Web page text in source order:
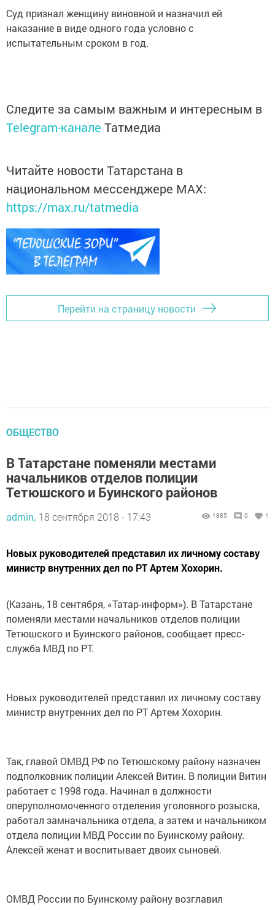
Суд признал женщину виновной и назначил ей
наказание в виде одного года условно с
испытательным сроком в год.
Следите за самым важным и интересным в
Telegram-канале Татмедиа
Читайте новости Татарстана в
национальном мессенджере MАХ:
https://max.ru/tatmedia
Перейти на страницу новости
ОБЩЕСТВО
В Татарстане поменяли местами
начальников отделов полиции
Тетюшского и Буинского районов
admin, 18 сентября 2018 - 17:43 1885 0 1
Новых руководителей представил их личному составу
министр внутренних дел по РТ Артем Хохорин.
(Казань, 18 сентября, «Татар-информ»). В Татарстане
поменяли местами начальников отделов полиции
Тетюшского и Буинского районов, сообщает пресс-
служба МВД по РТ.
Новых руководителей представил их личному составу
министр внутренних дел по РТ Артем Хохорин.
Так, главой ОМВД РФ по Тетюшскому району назначен
подполковник полиции Алексей Витин. В полиции Витин
работает с 1998 года. Начинал в должности
оперуполномоченного отделения уголовного розыска,
работал замначальника отдела, а затем и начальником
отдела полиции МВД России по Буинскому району.
Алексей женат и воспитывает двоих сыновей.
ОМВД России по Буинскому району возглавил